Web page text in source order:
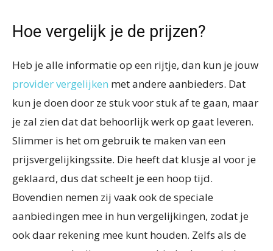
Hoe vergelijk je de prijzen?
Heb je alle informatie op een rijtje, dan kun je jouw
provider vergelijken met andere aanbieders. Dat
kun je doen door ze stuk voor stuk af te gaan, maar
je zal zien dat dat behoorlijk werk op gaat leveren.
Slimmer is het om gebruik te maken van een
prijsvergelijkingssite. Die heeft dat klusje al voor je
geklaard, dus dat scheelt je een hoop tijd.
Bovendien nemen zij vaak ook de speciale
aanbiedingen mee in hun vergelijkingen, zodat je
ook daar rekening mee kunt houden. Zelfs als de